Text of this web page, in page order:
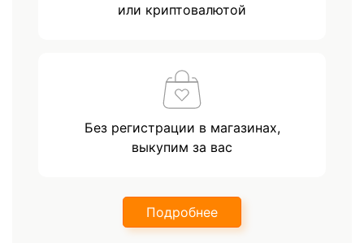
или криптовалютой
Без регистрации в магазинах,
выкупим за вас
Подробнее